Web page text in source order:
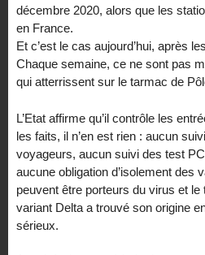
décembre 2020, alors que les
en France.
Et c’est le cas aujourd’hui, après
Chaque semaine, ce ne sont pas
qui atterrissent sur le tarmac de
L’Etat affirme qu’il contrôle les
les faits, il n’en est rien : aucun
voyageurs, aucun suivi des test
aucune obligation d’isolement des
peuvent être porteurs du virus et
variant Delta a trouvé son origine
sérieux.